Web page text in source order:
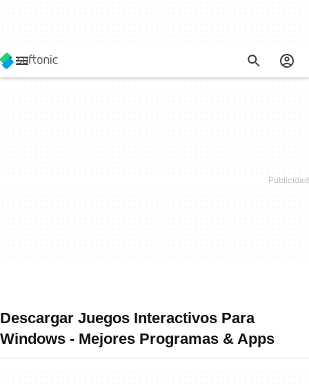
Descargar Juegos Interactivos Para
Windows - Mejores Programas & Apps